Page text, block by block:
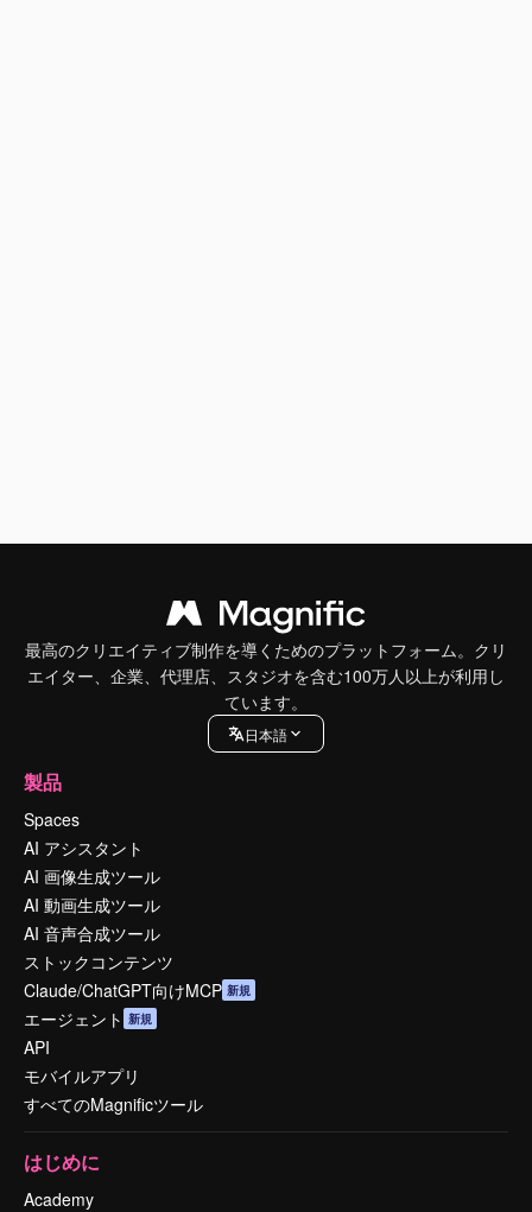
最高のクリエイティブ制作を導くためのプラットフォーム。クリ
エイター、企業、代理店、スタジオを含む100万人以上が利用し
ています。
日本語
製品
Spaces
AI アシスタント
AI 画像生成ツール
AI 動画生成ツール
AI 音声合成ツール
ストックコンテンツ
Claude/ChatGPT向けMCP 新規
エージェント 新規
API
モバイルアプリ
すべてのMagnificツール
はじめに
Academy